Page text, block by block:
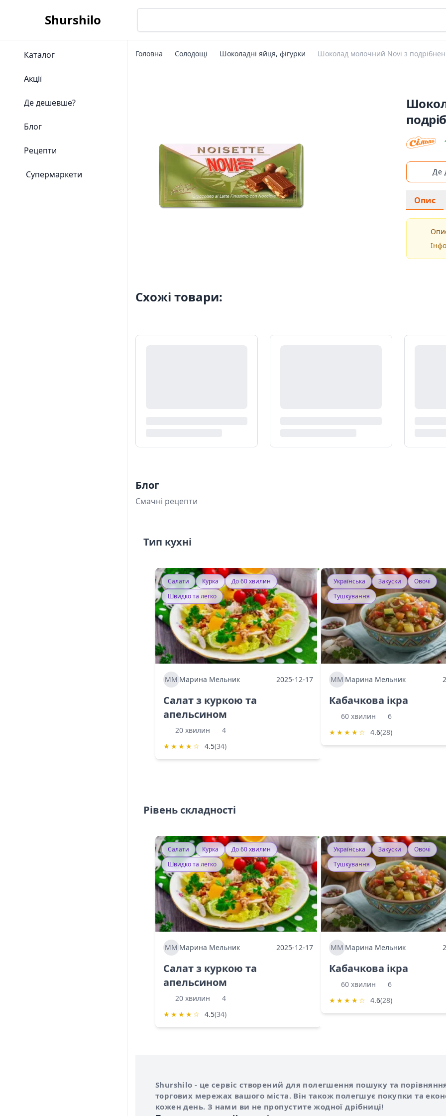
Shurshilo
Каталог
Акції
Де дешевше?
Блог
Рецепти
Супермаркети
Головна Солодощі Шоколадні яйця, фігурки Шоколад молочний Novi з
Де
Опис
Схожі товари:
Блог
Смачні рецепти
Тип кухні
Салати Курка
До 60 хвилин
Швидко та легко
ММ Марина Мельник 2025-12-17
Салат з куркою та
апельсином
20 хвилин
4
★ ★ ★ ★ ☆ 4.5(34)
Українська Закуски
Овочі
Тушкування
ММ Марина Мельник
Кабачкова ікра
60 хвилин
6
★ ★ ★ ★ ☆ 4.6(28)
Рівень складності
Салати Курка
До 60 хвилин
Швидко та легко
ММ Марина Мельник 2025-12-17
Салат з куркою та
апельсином
20 хвилин
4
★ ★ ★ ★ ☆ 4.5(34)
Українська Закуски
Овочі
Тушкування
ММ Марина Мельник
Кабачкова ікра
60 хвилин
6
★ ★ ★ ★ ☆ 4.6(28)
Про сервіс Shurshilo
Shurshilo - це сервіс створений для полегшення пошуку та
торгових мережах вашого міста. Він також полегшує покупки та
кожен день. З нами ви не пропустите жодної дрібниці!